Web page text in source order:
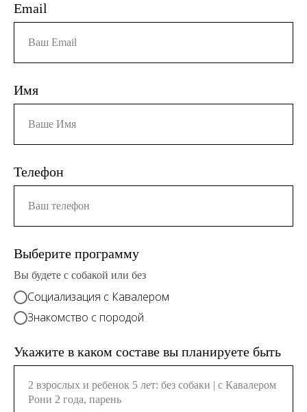
Email
Имя
Телефон
Выберите программу
Вы будете с собакой или без
Социализация с Кавалером
Знакомство с породой
Укажите в каком составе вы планируете быть